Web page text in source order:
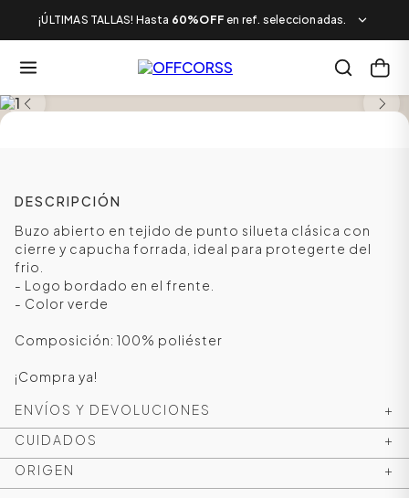
¡ÚLTIMAS TALLAS! Hasta 60%OFF en ref. seleccionadas.
DESCRIPCIÓN
Buzo abierto en tejido de punto silueta clásica con
cierre y capucha forrada, ideal para protegerte del
frio.
- Logo bordado en el frente.
- Color verde
Composición: 100% poliéster
¡Compra ya!
ENVÍOS Y DEVOLUCIONES
+
CUIDADOS
+
ORIGEN
+